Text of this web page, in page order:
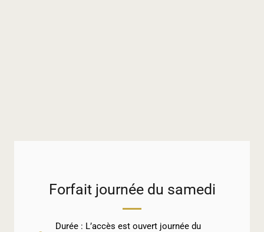
Forfait journée du samedi
Durée : L’accès est ouvert journée du